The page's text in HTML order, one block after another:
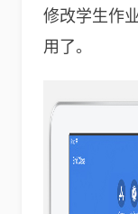
修改学生作
用了。